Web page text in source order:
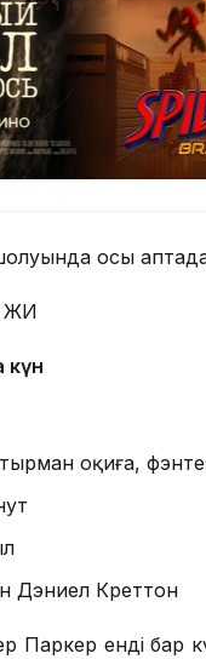
шолуында осы
ЖИ
күн
оқиға,
Дэниел Креттон
Паркер енді бар